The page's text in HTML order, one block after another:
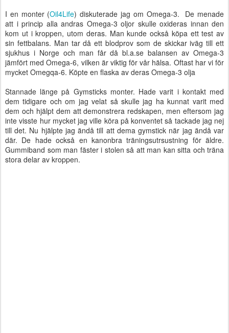
I en monter (Oil4Life) diskuterade jag om Omega-3. De menade
att i princip alla andras Omega-3 oljor skulle oxideras innan den
kom ut i kroppen, utom deras. Man kunde också köpa ett test av
sin fettbalans. Man tar då ett blodprov som de skickar iväg till ett
sjukhus i Norge och man får då bl.a.se balansen av Omega-3
jämfört med Omega-6, vilken är viktig för vår hälsa. Oftast har vi för
mycket Omegqa-6. Köpte en flaska av deras Omega-3 olja
Stannade länge på Gymsticks monter. Hade varit i kontakt med
dem tidigare och om jag velat så skulle jag ha kunnat varit med
dem och hjälpt dem att demonstrera redskapen, men eftersom jag
inte visste hur mycket jag ville köra på konventet så tackade jag nej
till det. Nu hjälpte jag ändå till att dema gymstick när jag ändå var
där. De hade också en kanonbra träningsutrsustning för äldre.
Gummiband som man fäster i stolen så att man kan sitta och träna
stora delar av kroppen.